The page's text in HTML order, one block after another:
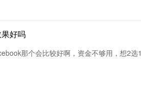
好吗
那个会比较好啊，资金不够用，想2选1